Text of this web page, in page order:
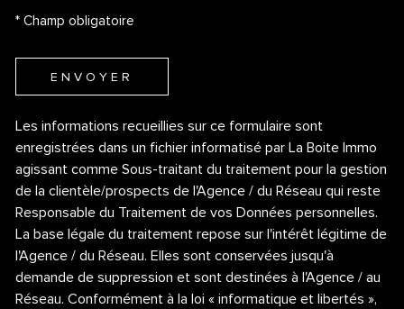
* Champ obligatoire
ENVOYER
Les informations recueillies sur ce formulaire sont
enregistrées dans un fichier informatisé par La Boite Immo
agissant comme Sous-traitant du traitement pour la gestion
de la clientèle/prospects de l'Agence / du Réseau qui reste
Responsable du Traitement de vos Données personnelles.
La base légale du traitement repose sur l'intérêt légitime de
l'Agence / du Réseau. Elles sont conservées jusqu'à
demande de suppression et sont destinées à l'Agence / au
Réseau. Conformément à la loi « informatique et libertés »,